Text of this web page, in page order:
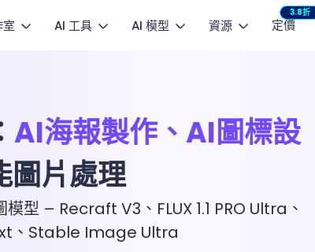
動作控制
AI 工具
小說
Agent
Canvas
更多寫作
產品廣告
AI 模型
圖片
資源
部落格
定價
3.8折
AI海報製作、AI圖標設
圖片處理
模型 – Recraft V3、FLUX 1.1 PRO Ultra、
、Stable Image Ultra